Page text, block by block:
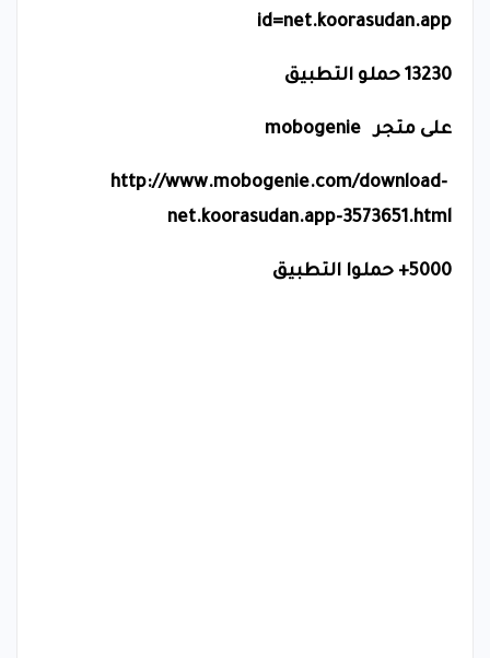
id=net.koorasudan.app
13230 حملو التطبيق
على متجرmobogenie
http://www.mobogenie.com/download-
net.koorasudan.app-3573651.html
5000+ حملوا التطبيق